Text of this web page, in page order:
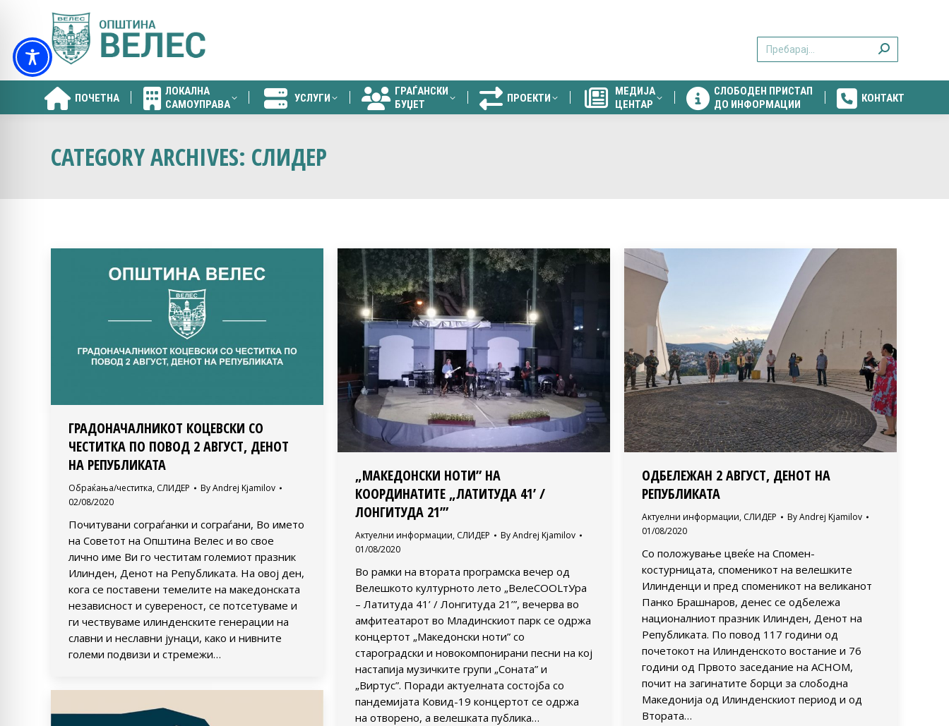
ПОЧЕТНА
ЛОКАЛНА
САМОУПРАВА
УСЛУГИ
ГРАЃАНСКИ
БУЏЕТ
ПРОЕКТИ
МЕДИЈА
ЦЕНТАР
СЛОБОДЕН ПРИСТАП
ДО ИНФОРМАЦИИ
КОНТАКТ
CATEGORY ARCHIVES: СЛИДЕР
ГРАДОНАЧАЛНИКОТ КОЦЕВСКИ СО
ЧЕСТИТКА ПО ПОВОД 2 АВГУСТ, ДЕНОТ
НА РЕПУБЛИКАТА
Обраќања/честитка, СЛИДЕР ByAndrej Kjamilov
02/08/2020
Почитувани сограѓанки и сограѓани, Во името
на Советот на Општина Велес и во свое
лично име Ви го честитам големиот празник
Илинден, Денот на Републиката. На овој ден,
кога се поставени темелите на македонската
независност и сувереност, се потсетуваме и
ги чествуваме илинденските генерации на
славни и неславни јунаци, како и нивните
големи подвизи и стремежи…
„МАКЕДОНСКИ НОТИ” НА
КООРДИНАТИТЕ „ЛАТИТУДА 41’ /
ЛОНГИТУДА 21’”
Актуелни информации, СЛИДЕР ByAndrej Kjamilov
01/08/2020
Во рамки на втората програмска вечер од
Велешкото културното лето „ВелеСOOLтУра
– Латитуда 41’ / Лонгитуда 21’”, вечерва во
амфитеатарот во Младинскиот парк се одржа
концертот „Македонски ноти” со
староградски и новокомпонирани песни на кој
настапија музичките групи „Соната” и
„Виртус”. Поради актуелната состојба со
пандемијата Ковид-19 концертот се одржа
на отворено, а велешката публика…
ОДБЕЛЕЖАН 2 АВГУСТ, ДЕНОТ НА
РЕПУБЛИКАТА
Актуелни информации, СЛИДЕР ByAndrej Kjamilov
01/08/2020
Со положување цвеќе на Спомен-
костурницата, споменикот на велешките
Илинденци и пред споменикот на великанот
Панко Брашнаров, денес се одбележа
националниот празник Илинден, Денот на
Републиката. По повод 117 години од
почетокот на Илинденското востание и 76
години од Првото заседание на АСНОМ,
почит на загинатите борци за слободна
Македонија од Илинденскиот период и од
Втората…
ПОЧЕТНА